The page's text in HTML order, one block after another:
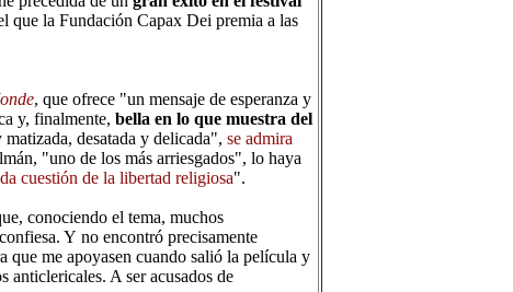
que la Fundación Capax Dei premia a las
, que ofrece "un mensaje de esperanza y
y, finalmente, bella en lo que muestra del
desatada y delicada", se admira
"uno de los más arriesgados", lo haya
cuestión de la libertad religiosa".
conociendo el tema, muchos
Y no encontró precisamente
que me apoyasen cuando salió la película y
anticlericales. A ser acusados de